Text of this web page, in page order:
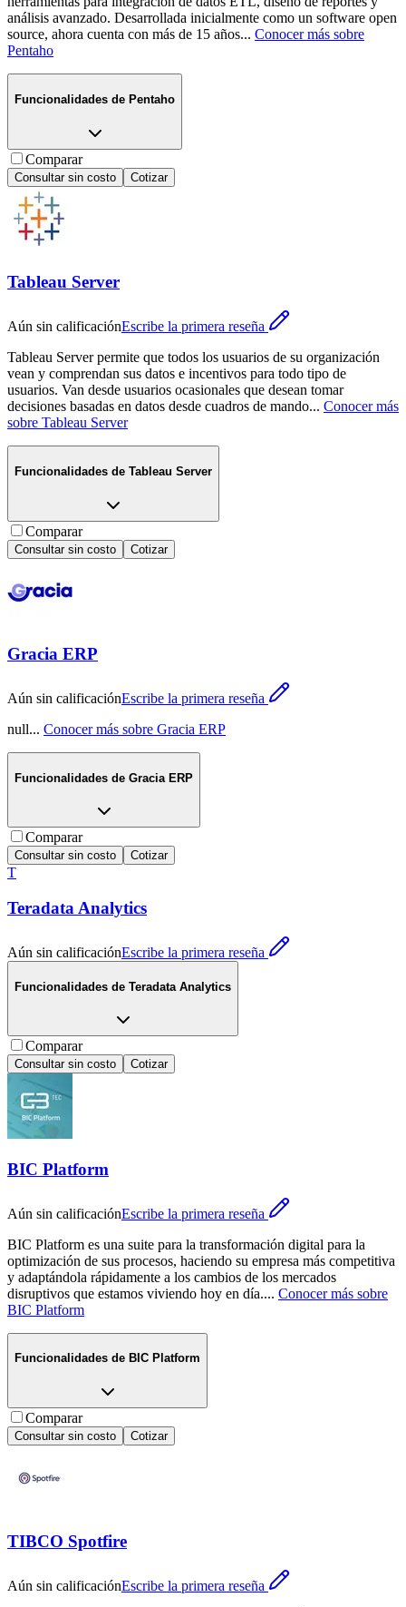
análisis avanzado. Desarrollada inicialmente como un software open
source, ahora cuenta con más de 15 años... Conocer más sobre
Pentaho
Funcionalidades de Pentaho
Comparar
Consultar sin costo Cotizar
Tableau Server
Aún sin calificaciónEscribe la primera reseña
Tableau Server permite que todos los usuarios de su organización
vean y comprendan sus datos e incentivos para todo tipo de
usuarios. Van desde usuarios ocasionales que desean tomar
decisiones basadas en datos desde cuadros de mando... Conocer más
sobre Tableau Server
Funcionalidades de Tableau Server
Comparar
Consultar sin costo Cotizar
Gracia ERP
Aún sin calificaciónEscribe la primera reseña
null... Conocer más sobre Gracia ERP
Funcionalidades de Gracia ERP
Comparar
Consultar sin costo Cotizar
T
Teradata Analytics
Aún sin calificaciónEscribe la primera reseña
Funcionalidades de Teradata Analytics
Comparar
Consultar sin costo Cotizar
BIC Platform
Aún sin calificaciónEscribe la primera reseña
BIC Platform es una suite para la transformación digital para la
optimización de sus procesos, haciendo su empresa más competitiva
y adaptándola rápidamente a los cambios de los mercados
disruptivos que estamos viviendo hoy en día.... Conocer más sobre
BIC Platform
Funcionalidades de BIC Platform
Comparar
Consultar sin costo Cotizar
TIBCO Spotfire
Aún sin calificaciónEscribe la primera reseña